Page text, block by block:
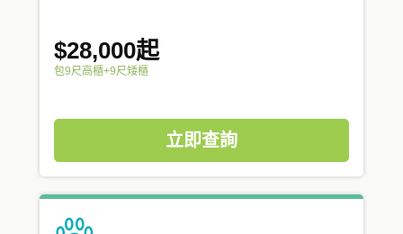
$28,000起
包9尺高櫃+9尺矮櫃
立即查詢